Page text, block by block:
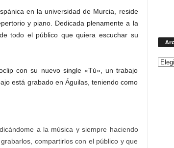
en la universidad de Murcia, reside
y piano. Dedicada plenamente a la
todo el público que quiera escuchar su
con su nuevo single «Tú», un trabajo
está grabado en Águilas, teniendo como
a la música y siempre haciendo
compartirlos con el público y que